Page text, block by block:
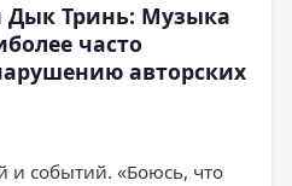
Дык Тринь: Музыка
часто
авторских
и событий. «Боюсь, что